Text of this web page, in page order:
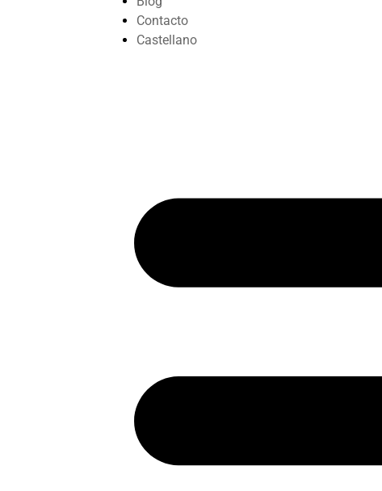
Contacto
Castellano